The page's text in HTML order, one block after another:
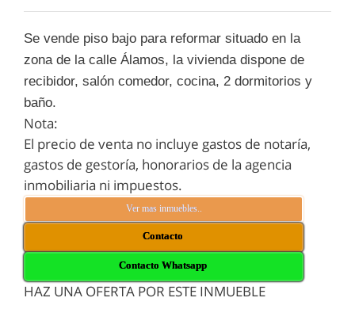
Se vende piso bajo para reformar situado en la
zona de la calle Álamos, la vivienda dispone de
recibidor, salón comedor, cocina, 2 dormitorios y
baño.
Nota:
El precio de venta no incluye gastos de notaría,
gastos de gestoría, honorarios de la agencia
inmobiliaria ni impuestos.
Ver mas inmuebles..
Contacto
Contacto Whatsapp
HAZ UNA OFERTA POR ESTE INMUEBLE